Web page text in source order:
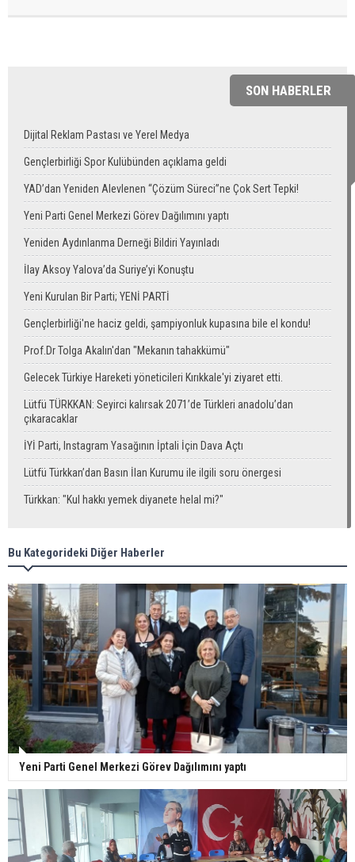
SON HABERLER
Dijital Reklam Pastası ve Yerel Medya
Gençlerbirliği Spor Kulübünden açıklama geldi
YAD’dan Yeniden Alevlenen “Çözüm Süreci”ne Çok Sert Tepki!
Yeni Parti Genel Merkezi Görev Dağılımını yaptı
Yeniden Aydınlanma Derneği Bildiri Yayınladı
İlay Aksoy Yalova’da Suriye’yi Konuştu
Yeni Kurulan Bir Parti; YENİ PARTİ
Gençlerbirliği'ne haciz geldi, şampiyonluk kupasına bile el kondu!
Prof.Dr Tolga Akalın'dan "Mekanın tahakkümü"
Gelecek Türkiye Hareketi yöneticileri Kırıkkale'yi ziyaret etti.
Lütfü TÜRKKAN: Seyirci kalırsak 2071’de Türkleri anadolu’dan
çıkaracaklar
İYİ Parti, Instagram Yasağının İptali İçin Dava Açtı
Lütfü Türkkan’dan Basın İlan Kurumu ile ilgili soru önergesi
Türkkan: "Kul hakkı yemek diyanete helal mi?"
Bu Kategorideki Diğer Haberler
Yeni Parti Genel Merkezi Görev Dağılımını yaptı